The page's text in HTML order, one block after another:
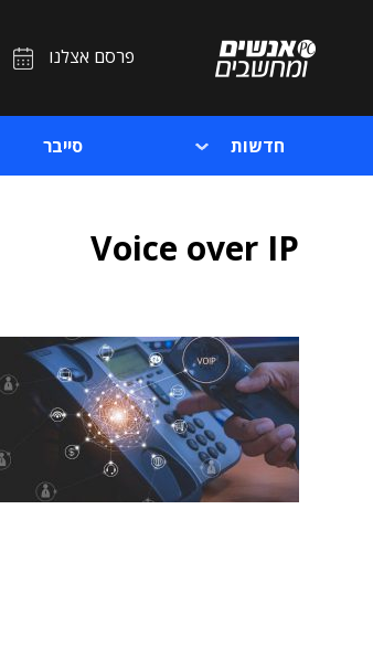
פרסם אצלנו
חדשות סייבר
Voice over IP